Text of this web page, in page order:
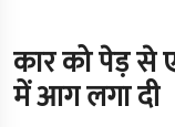
कार को पेड़ से
में आग लगा दी